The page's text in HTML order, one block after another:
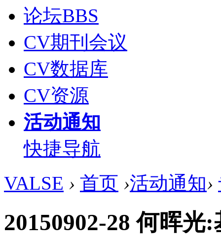
论坛BBS
CV期刊会议
CV数据库
CV资源
活动通知
快捷导航
VALSE › 首页 ›活动通知›
20150902-28 何晖